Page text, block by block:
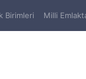
Birimleri Milli